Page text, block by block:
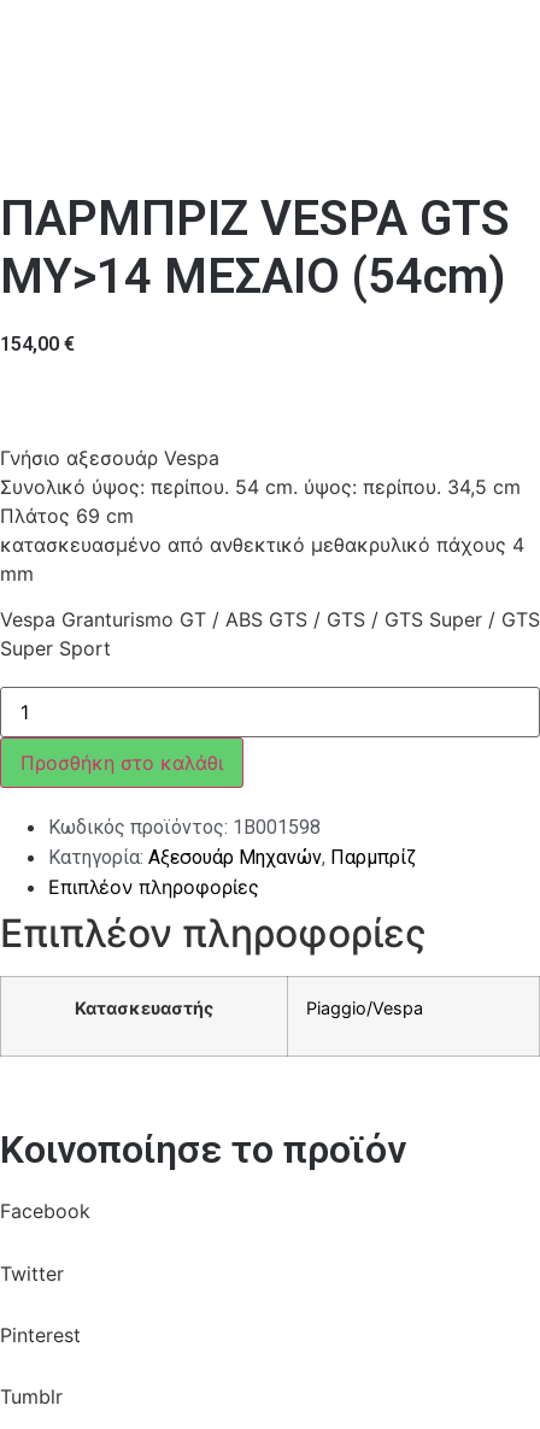
ΠΑΡΜΠΡΙΖ VESPA GTS
MY>14 ΜΕΣΑΙΟ (54cm)
154,00 €
Γνήσιο αξεσουάρ Vespa
Συνολικό ύψος: περίπου. 54 cm. ύψος: περίπου. 34,5 cm
Πλάτος 69 cm
κατασκευασμένο από ανθεκτικό μεθακρυλικό πάχους 4
mm
Vespa Granturismo GT / ABS GTS / GTS / GTS Super / GTS
Super Sport
ΠΑΡΜΠΡΙΖ
VESPA
GTS
MY>14
ΜΕΣΑΙΟ
(54cm)
Προσθήκη στο καλάθι
Κωδικός προϊόντος: 1B001598
Κατηγορία: Αξεσουάρ Μηχανών, Παρμπρίζ
Επιπλέον πληροφορίες
Επιπλέον πληροφορίες
Κατασκευαστής Piaggio/Vespa
Κοινοποίησε το προϊόν
Facebook
Twitter
Pinterest
Tumblr